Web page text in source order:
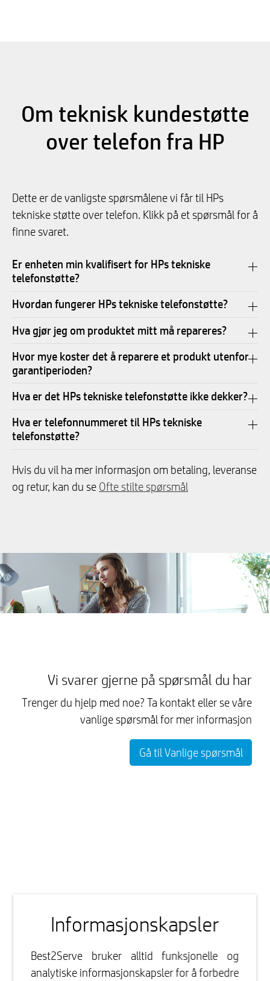
Om teknisk kundestøtte
over telefon fra HP
Dette er de vanligste spørsmålene vi får til HPs
tekniske støtte over telefon. Klikk på et spørsmål for å
finne svaret.
Er enheten min kvalifisert for HPs tekniske
telefonstøtte?
Hvordan fungerer HPs tekniske telefonstøtte?
Hva gjør jeg om produktet mitt må repareres?
Hvor mye koster det å reparere et produkt utenfor
garantiperioden?
Hva er det HPs tekniske telefonstøtte ikke dekker?
Hva er telefonnummeret til HPs tekniske
telefonstøtte?
Hvis du vil ha mer informasjon om betaling, leveranse
og retur, kan du se Ofte stilte spørsmål
Vi svarer gjerne på spørsmål du har
Trenger du hjelp med noe? Ta kontakt eller se våre
vanlige spørsmål for mer informasjon
Gå til Vanlige spørsmål
Informasjonskapsler
Best2Serve bruker alltid funksjonelle og
analytiske informasjonskapsler for å forbedre